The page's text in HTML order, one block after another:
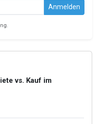
Anmelden
.
vs. Kauf im